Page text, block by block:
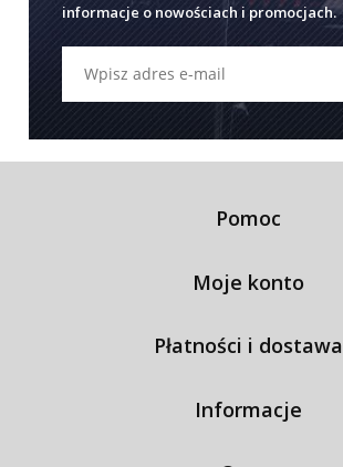
informacje o nowościach i promocjach.
Pomoc
Moje konto
Płatności i dostawa
Informacje